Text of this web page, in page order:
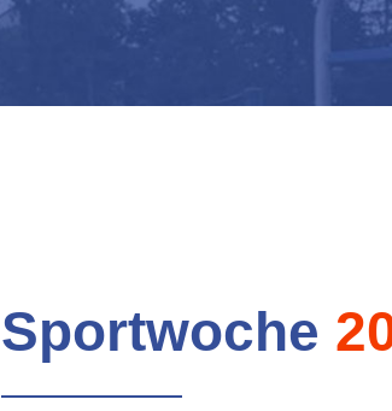
Sportwoche